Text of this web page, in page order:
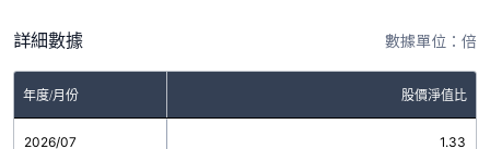
詳細數據 數據單位：倍
年度/月份 股價淨值比
2026/07 1.33